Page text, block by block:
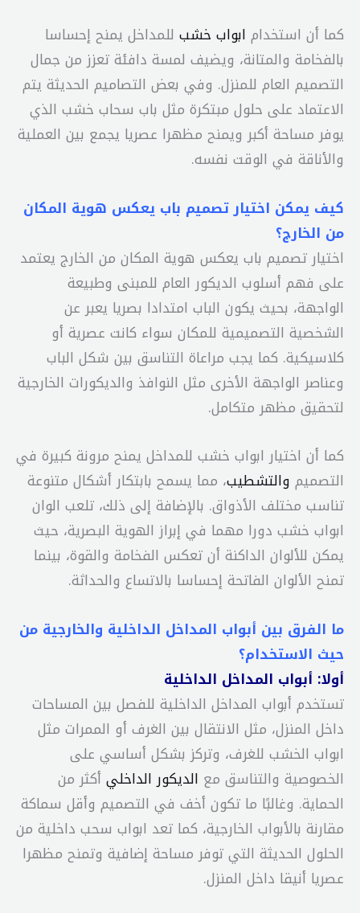
كما أن استخدام ابواب خشب للمداخل يمنح إحساسا
بالفخامة والمتانة، ويضيف لمسة دافئة تعزز من جمال
التصميم العام للمنزل. وفي بعض التصاميم الحديثة يتم
الاعتماد على حلول مبتكرة مثل باب سحاب خشب الذي
يوفر مساحة أكبر ويمنح مظهرا عصريا يجمع بين العملية
والأناقة في الوقت نفسه.
كيف يمكن اختيار تصميم باب يعكس هوية المكان
من الخارج؟
اختيار تصميم باب يعكس هوية المكان من الخارج يعتمد
على فهم أسلوب الديكور العام للمبنى وطبيعة
الواجهة، بحيث يكون الباب امتدادا بصريا يعبر عن
الشخصية التصميمية للمكان سواء كانت عصرية أو
كلاسيكية. كما يجب مراعاة التناسق بين شكل الباب
وعناصر الواجهة الأخرى مثل النوافذ والديكورات الخارجية
لتحقيق مظهر متكامل.
كما أن اختيار ابواب خشب للمداخل يمنح مرونة كبيرة في
التصميم والتشطيب، مما يسمح بابتكار أشكال متنوعة
تناسب مختلف الأذواق. بالإضافة إلى ذلك، تلعب الوان
ابواب خشب دورا مهما في إبراز الهوية البصرية، حيث
يمكن للألوان الداكنة أن تعكس الفخامة والقوة، بينما
تمنح الألوان الفاتحة إحساسا بالاتساع والحداثة.
ما الفرق بين أبواب المداخل الداخلية والخارجية من
حيث الاستخدام؟
أولا: أبواب المداخل الداخلية
تستخدم أبواب المداخل الداخلية للفصل بين المساحات
داخل المنزل، مثل الانتقال بين الغرف أو الممرات مثل
ابواب الخشب للغرف، وتركز بشكل أساسي على
الخصوصية والتناسق مع الديكور الداخليأكثر من
الحماية. وغالبًا ما تكون أخف في التصميم وأقل سماكة
مقارنة بالأبواب الخارجية، كما تعد ابواب سحب داخلية من
الحلول الحديثة التي توفر مساحة إضافية وتمنح مظهرا
عصريا أنيقا داخل المنزل.